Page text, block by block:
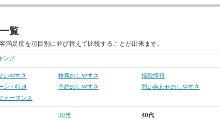
覧
満足度を項目別に並び替えて比較することが出来ます。
ング
いやすさ 検索のしやすさ
掲載情報
ン・特典
予約のしやすさ
問い合わせのしやすさ
ォーマンス
30代
40代